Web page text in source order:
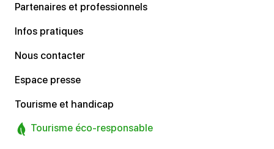
Partenaires et professionnels
Infos pratiques
Nous contacter
Espace presse
Tourisme et handicap
Tourisme éco-responsable